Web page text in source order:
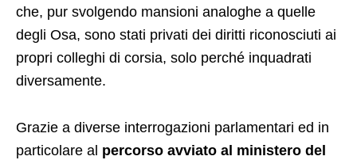
che, pur svolgendo mansioni analoghe a quelle
degli Osa, sono stati privati dei diritti riconosciuti ai
propri colleghi di corsia, solo perché inquadrati
diversamente.
Grazie a diverse interrogazioni parlamentari ed in
particolare al percorso avviato al ministero del